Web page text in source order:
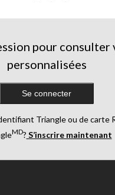
pour consulter
personnalisées
Se connecter
Triangle ou de carte
MD? S’inscrire maintenant